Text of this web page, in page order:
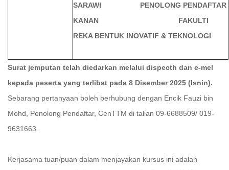
SARAWI PENOLONG PENDAFTAR
KANAN FAKULTI
REKA BENTUK INOVATIF & TEKNOLOGI
Surat jemputan telah diedarkan melalui dispecth dan e-mel
kepada peserta yang terlibat pada 8 Disember 2025 (Isnin).
Sebarang pertanyaan boleh berhubung dengan Encik Fauzi bin
Mohd, Penolong Pendaftar, CenTTM di talian 09-6688509/ 019-
9631663.
Kerjasama tuan/puan dalam menjayakan kursus ini adalah